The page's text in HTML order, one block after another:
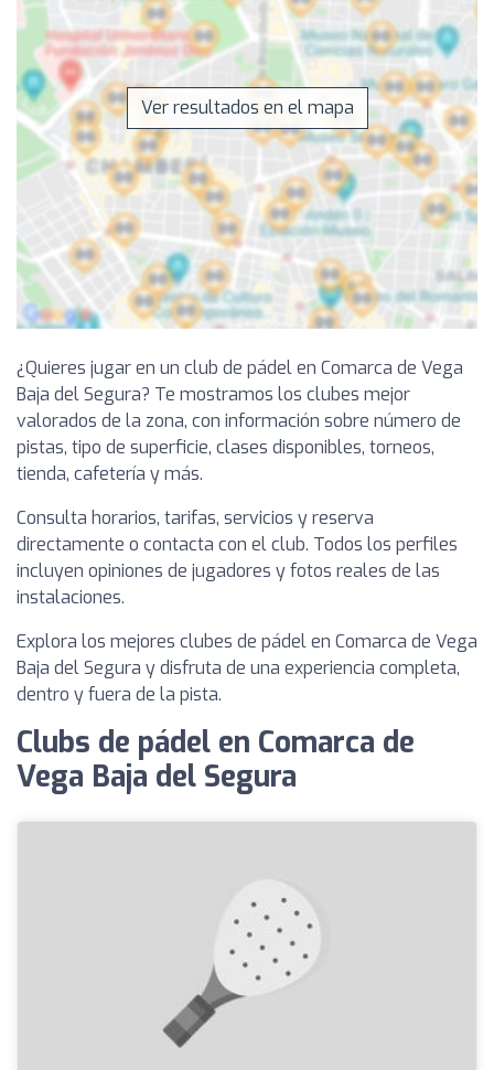
Ver resultados en el mapa
¿Quieres jugar en un club de pádel en Comarca de Vega
Baja del Segura? Te mostramos los clubes mejor
valorados de la zona, con información sobre número de
pistas, tipo de superficie, clases disponibles, torneos,
tienda, cafetería y más.
Consulta horarios, tarifas, servicios y reserva
directamente o contacta con el club. Todos los perfiles
incluyen opiniones de jugadores y fotos reales de las
instalaciones.
Explora los mejores clubes de pádel en Comarca de Vega
Baja del Segura y disfruta de una experiencia completa,
dentro y fuera de la pista.
Clubs de pádel en Comarca de
Vega Baja del Segura